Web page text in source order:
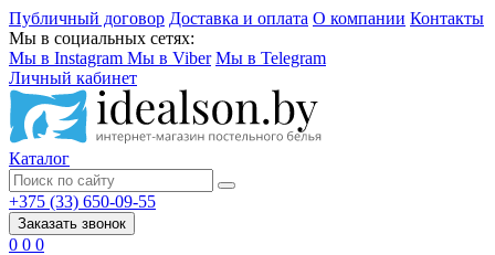
Публичный договор Доставка и оплата О компании Контакты
Мы в социальных сетях:
Мы в Instagram Мы в Viber Мы в Telegram
Личный кабинет
Каталог
+375 (33) 650-09-55
Заказать звонок
0 0 0